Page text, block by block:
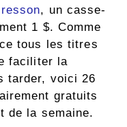
, un casse-
1 $. Comme
tous les titres
faciliter la
tarder, voici 26
gratuits
de la semaine.